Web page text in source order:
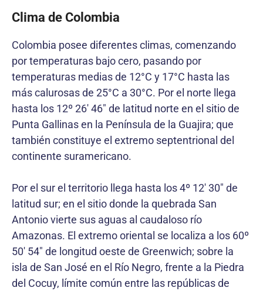
Clima de Colombia
Colombia posee diferentes climas, comenzando
por temperaturas bajo cero, pasando por
temperaturas medias de 12°C y 17°C hasta las
más calurosas de 25°C a 30°C. Por el norte llega
hasta los 12º 26′ 46″ de latitud norte en el sitio de
Punta Gallinas en la Península de la Guajira; que
también constituye el extremo septentrional del
continente suramericano.
Por el sur el territorio llega hasta los 4º 12′ 30″ de
latitud sur; en el sitio donde la quebrada San
Antonio vierte sus aguas al caudaloso río
Amazonas. El extremo oriental se localiza a los 60º
50′ 54″ de longitud oeste de Greenwich; sobre la
isla de San José en el Río Negro, frente a la Piedra
del Cocuy, límite común entre las repúblicas de